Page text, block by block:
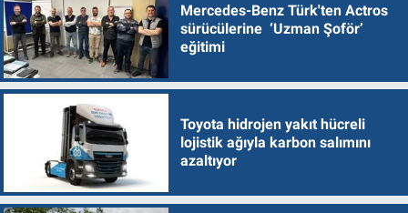
Mercedes-Benz Türk'ten Actros
sürücülerine ‘Uzman Şoför’
eğitimi
Toyota hidrojen yakıt hücreli
lojistik ağıyla karbon salımını
azaltıyor